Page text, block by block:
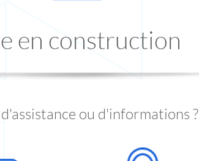
en construction
ou d'informations ?